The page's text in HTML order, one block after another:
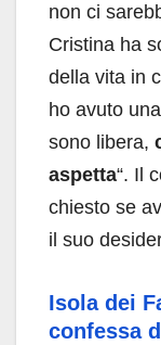
non ci
Cristina ha
della vita in
ho avuto
sono libera,
aspetta“. Il
chiesto se
il suo
Isola dei
confessa